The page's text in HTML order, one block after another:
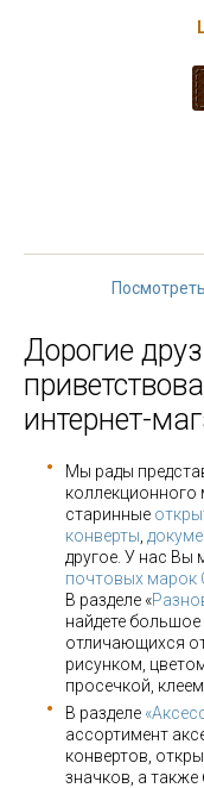
Дорогие
интернет-
Мы рады
коллекционного
старинные
конверты
другое. У нас Вы
почтовых марок
В разделе «
найдете
отличающихся
рисунком,
просечкой,
В разделе
ассортимент
конвертов,
значков, а